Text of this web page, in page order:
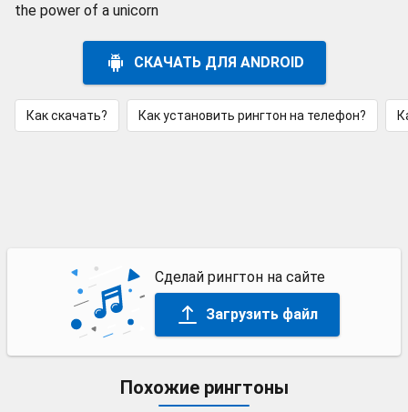
the power of a unicorn
СКАЧАТЬ ДЛЯ ANDROID
Как скачать? Как установить рингтон на телефон?
Сделай рингтон на сайте
Загрузить файл
Похожие рингтоны